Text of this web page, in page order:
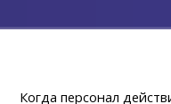
Когда персонал